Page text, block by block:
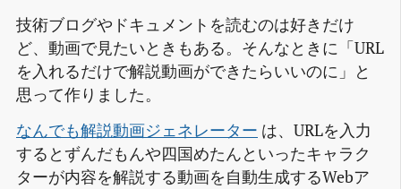
技術ブログやドキュメントを読むのは好きだけ
ど、動画で見たいときもある。そんなときに「URL
を入れるだけで解説動画ができたらいいのに」と
思って作りました。
なんでも解説動画ジェネレーター は、URLを入力
するとずんだもんや四国めたんといったキャラク
ターが内容を解説する動画を自動生成するWebア